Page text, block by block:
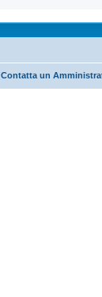
Contatta un